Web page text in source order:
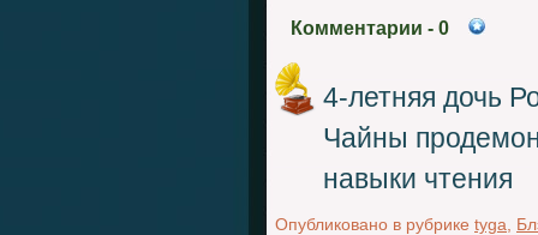
Комментарии - 0
4-летняя дочь
Чайны
навыки чтения
Опубликовано в рубрике tyga